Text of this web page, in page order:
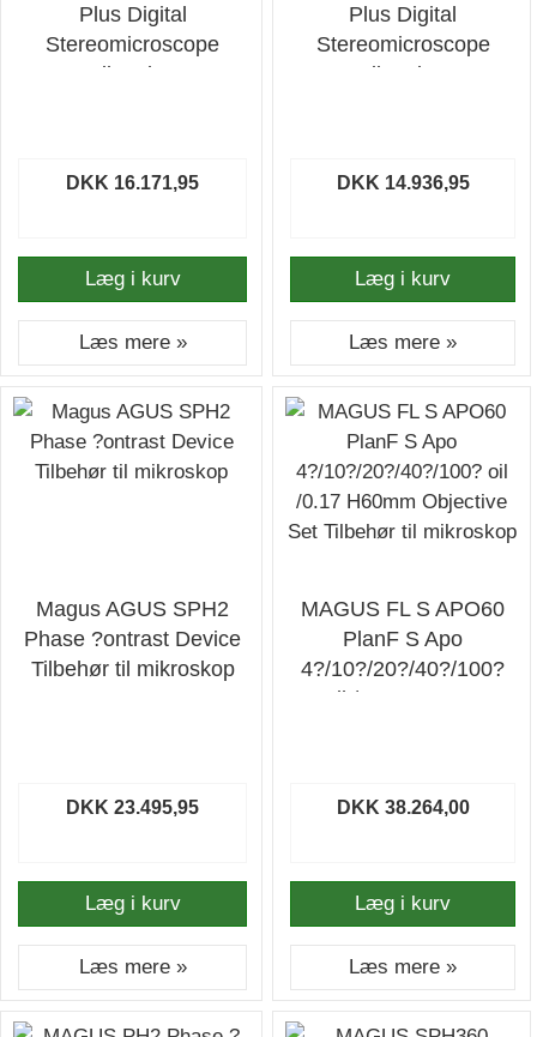
Plus Digital
Stereomicroscope
Mikroskop
DKK 16.171,95
Læg i kurv
Læs mere »
Plus Digital
Stereomicroscope
Mikroskop
DKK 14.936,95
Læg i kurv
Læs mere »
Magus AGUS SPH2
Phase ?ontrast Device
Tilbehør til mikroskop
DKK 23.495,95
Læg i kurv
Læs mere »
MAGUS FL S APO60
PlanF S Apo
4?/10?/20?/40?/100?
oil /0.17 H60mm
DKK 38.264,00
Læg i kurv
Læs mere »